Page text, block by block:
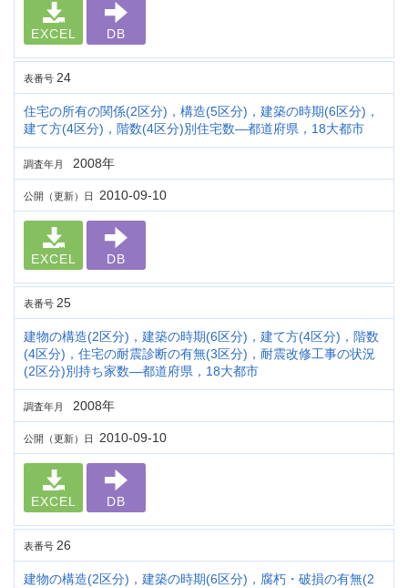
EXCEL DB
表番号 24
住宅の所有の関係(2区分)，構造(5区分)，建築の時期(6区分)，
建て方(4区分)，階数(4区分)別住宅数―都道府県，18大都市
調査年月 2008年
公開（更新）日 2010-09-10
EXCEL DB
表番号 25
建物の構造(2区分)，建築の時期(6区分)，建て方(4区分)，階数
(4区分)，住宅の耐震診断の有無(3区分)，耐震改修工事の状況
(2区分)別持ち家数―都道府県，18大都市
調査年月 2008年
公開（更新）日 2010-09-10
EXCEL DB
表番号 26
建物の構造(2区分)，建築の時期(6区分)，腐朽・破損の有無(2